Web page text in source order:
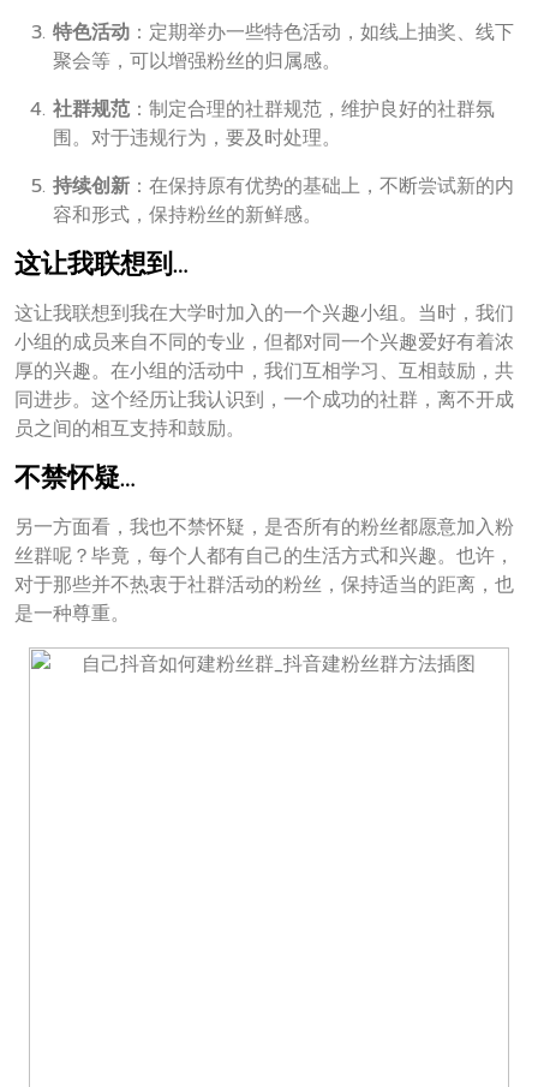
特色活动 ：定期举办一些特色活动，如线上抽奖、线下
聚会等，可以增强粉丝的归属感。
社群规范 ：制定合理的社群规范，维护良好的社群氛
围。对于违规行为，要及时处理。
持续创新 ：在保持原有优势的基础上，不断尝试新的内
容和形式，保持粉丝的新鲜感。
这让我联想到…
这让我联想到我在大学时加入的一个兴趣小组。当时，我们
小组的成员来自不同的专业，但都对同一个兴趣爱好有着浓
厚的兴趣。在小组的活动中，我们互相学习、互相鼓励，共
同进步。这个经历让我认识到，一个成功的社群，离不开成
员之间的相互支持和鼓励。
不禁怀疑…
另一方面看，我也不禁怀疑，是否所有的粉丝都愿意加入粉
丝群呢？毕竟，每个人都有自己的生活方式和兴趣。也许，
对于那些并不热衷于社群活动的粉丝，保持适当的距离，也
是一种尊重。